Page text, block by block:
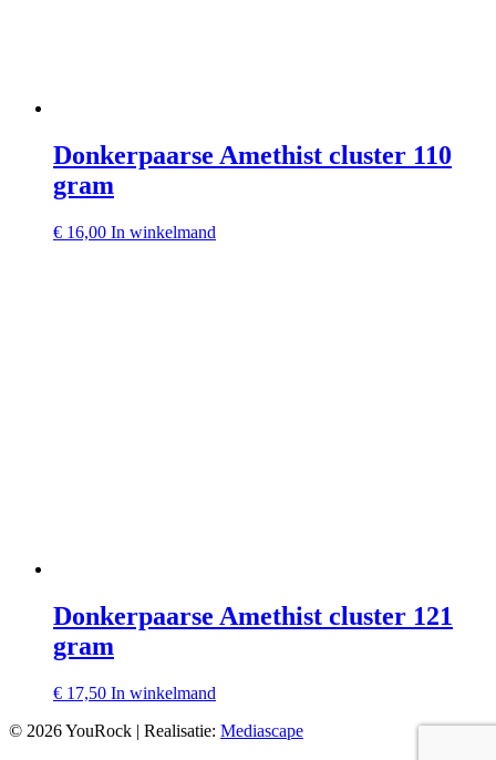
Donkerpaarse Amethist cluster 110
gram
€ 16,00 In winkelmand
Donkerpaarse Amethist cluster 121
gram
€ 17,50 In winkelmand
© 2026 YouRock | Realisatie: Mediascape